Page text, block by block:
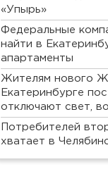
«Упырь»
Федеральные
найти в
апартаменты
Жителям нового
Екатеринбурге
отключают свет,
Потребителей
хватает в